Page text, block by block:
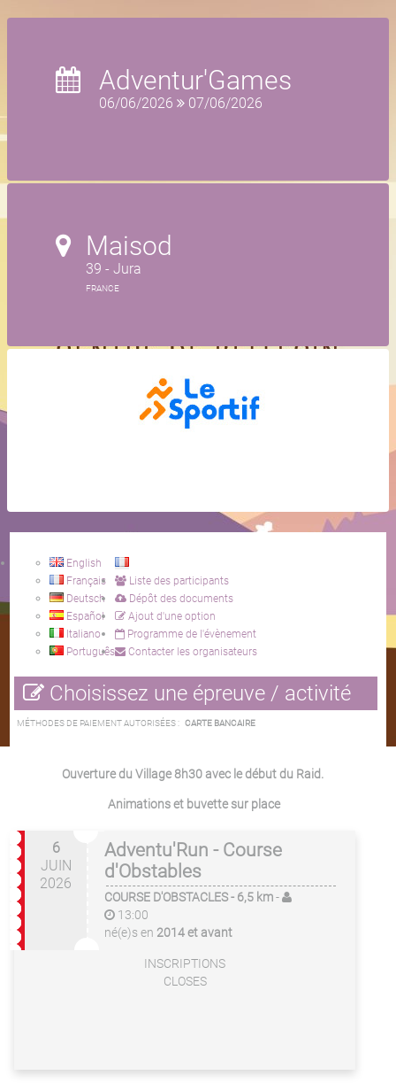
Adventur'Games
06/06/2026 07/06/2026
Maisod
39 - Jura
FRANCE
English
Français
Deutsch
Español
Italiano
Português
Liste des participants
Dépôt des documents
Ajout d'une option
Programme de l'évènement
Contacter les organisateurs
Choisissez une épreuve / activité
MÉTHODES DE PAIEMENT AUTORISÉES : CARTE BANCAIRE
Ouverture du Village 8h30 avec le début du Raid.
Animations et buvette sur place
6
JUIN
2026
Adventu'Run - Course
d'Obstables
COURSE D'OBSTACLES- 6,5 km-
13:00
né(e)s en 2014 et avant
INSCRIPTIONS
CLOSES